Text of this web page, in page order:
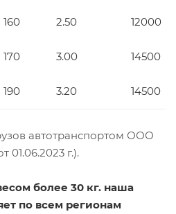
160 2.50 12000
170 3.00 14500
190 3.20 14500
автотранспортом ООО
01.06.2023 г.).
более 30 кг. наша
по всем регионам